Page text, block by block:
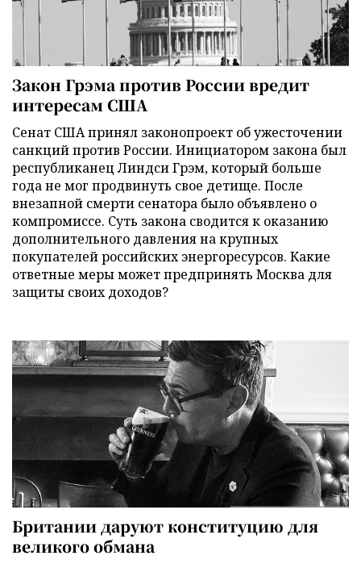
Закон Грэма против России вредит
интересам США
Сенат США принял законопроект об ужесточении
санкций против России. Инициатором закона был
республиканец Линдси Грэм, который больше
года не мог продвинуть свое детище. После
внезапной смерти сенатора было объявлено о
компромиссе. Суть закона сводится к оказанию
дополнительного давления на крупных
покупателей российских энергоресурсов. Какие
ответные меры может предпринять Москва для
защиты своих доходов?
Британии даруют конституцию для
великого обмана